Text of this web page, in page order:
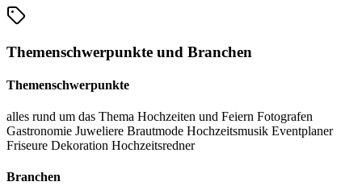
Themenschwerpunkte und Branchen
Themenschwerpunkte
alles rund um das Thema Hochzeiten und Feiern Fotografen
Gastronomie Juweliere Brautmode Hochzeitsmusik Eventplaner
Friseure Dekoration Hochzeitsredner
Branchen